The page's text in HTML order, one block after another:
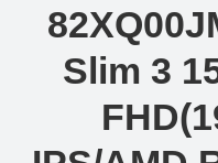
Slim 3